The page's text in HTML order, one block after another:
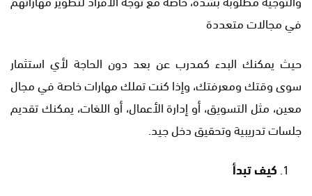
في مجالات متعددة
حيث يمكنك البدء كمدرب عن بعد دون الحاجة لأي استثمار
سوى وقتك ومعرفتك، وإذا كنت تملك مهارات خاصة في مجال
معين، مثل التسويق، أو إدارة الأعمال، أو اللغات، يمكنك تقديم
جلسات تدريبية وتحقيق دخل جيد.
كيف تبدأ